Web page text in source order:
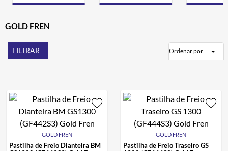
GOLD FREN
FILTRAR Ordenar por
GOLD FREN
Pastilha de Freio Dianteira BM
GOLD FREN
Pastilha de Freio Traseiro GS
7º ALPINESTAR
8º AIROH
9º CALÇA
10º BOTAS